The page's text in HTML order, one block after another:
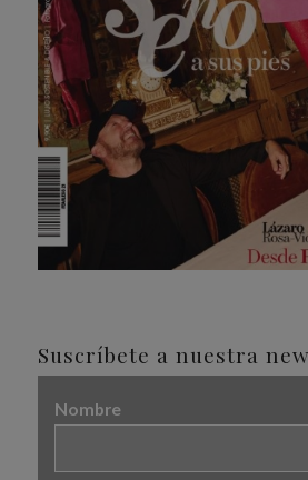
Suscríbete a nuestra
Nombre